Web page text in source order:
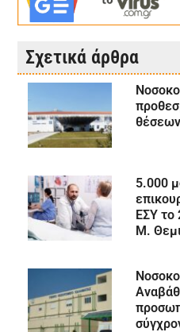
Σχετικά άρθρα
5.000
ΕΣΥ το
Μ.